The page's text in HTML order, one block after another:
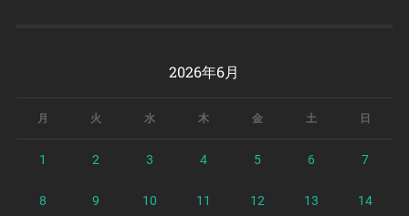
2026年6月
月 火 水 木 金 土 日
1 2 3 4 5 6 7
8 9 10 11 12 13 14